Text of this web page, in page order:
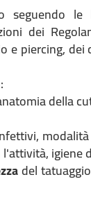
seguendo
dei
e piercing,
della
igiene
del